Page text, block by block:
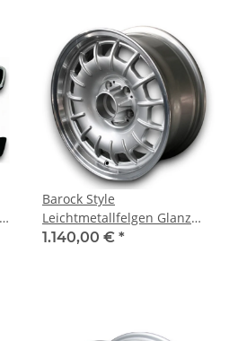
Barock Style
Leichtmetallfelgen Glanz
Silber für Mercedes W109
1.140,00 € *